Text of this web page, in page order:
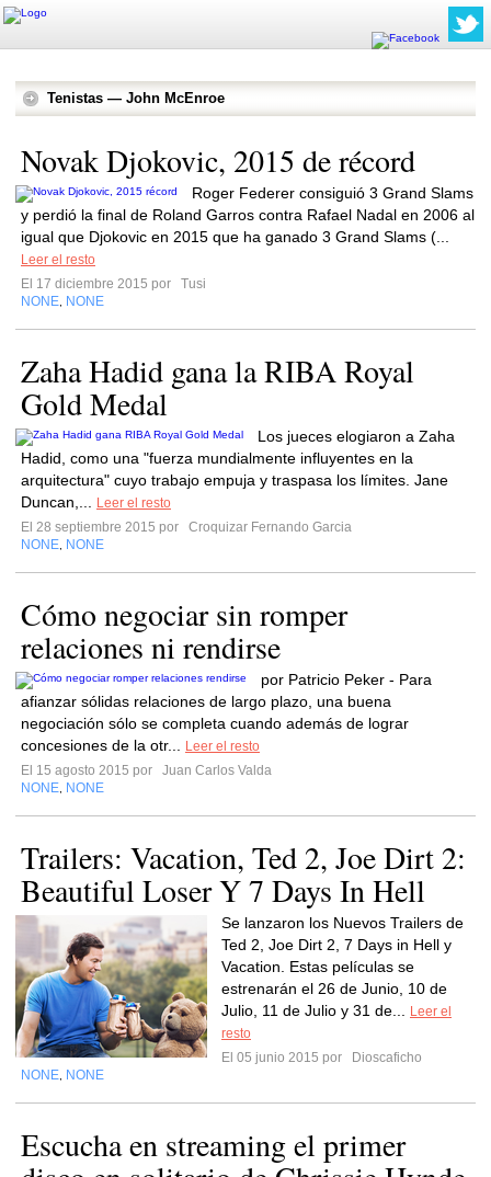
Tenistas — John McEnroe
Novak Djokovic, 2015 de récord
Roger Federer consiguió 3 Grand Slams
y perdió la final de Roland Garros contra Rafael Nadal en 2006 al
igual que Djokovic en 2015 que ha ganado 3 Grand Slams (...
Leer el resto
El 17 diciembre 2015 por
Tusi
NONE NONE
Zaha Hadid gana la RIBA Royal
Gold Medal
Los jueces elogiaron a Zaha
Hadid, como una "fuerza mundialmente influyentes en la
arquitectura" cuyo trabajo empuja y traspasa los límites. Jane
Duncan,...
Leer el resto
El 28 septiembre 2015 por
Croquizar Fernando Garcia
NONE NONE
Cómo negociar sin romper
relaciones ni rendirse
por Patricio Peker - Para
afianzar sólidas relaciones de largo plazo, una buena
negociación sólo se completa cuando además de lograr
concesiones de la otr...
Leer el resto
El 15 agosto 2015 por
Juan Carlos Valda
NONE NONE
Trailers: Vacation, Ted 2, Joe Dirt 2:
Beautiful Loser Y 7 Days In Hell
Se lanzaron los Nuevos Trailers de
Ted 2, Joe Dirt 2, 7 Days in Hell y
Vacation. Estas películas se
estrenarán el 26 de Junio, 10 de
Julio, 11 de Julio y 31 de...
Leer el
resto
El 05 junio 2015 por
Dioscaficho
NONE NONE
Escucha en streaming el primer